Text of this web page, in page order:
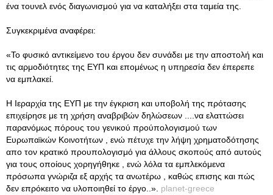
ένα τουνελ ενός διαγωνισμού για να καταλήξει στα ταμεία της.
Συγκεκριμένα αναφέρει:
«Το φυσικό αντικείμενο του έργου δεν συνάδει με την αποστολή και
τις αρμοδιότητες της ΕΥΠ και επομένως η υπηρεσία δεν έπερεπε
να εμπλακεί.
Η Ιεραρχία της ΕΥΠ με την έγκριση και υποβολή της πρότασης
επιχείρησε με τη χρήση αναβριβών δηλώσεων ....να ελαττώσει
παρανόμως πόρους του γενικού προύπολογισμού των
Ευρωπαϊκών Κοινοτήτων , ενώ πέτυχε την λήψη χρηματοδότησης
απο τον κρατικό προυπολογισμό για άλλους σκοπούς από αυτούς
για τους οποίους χορηγήθηκε , ενώ λόλα τα εμπλεκόμενα
πρόσωπα γνώριζα εξ αρχής τα ανωτέρω , καθώς επισης και πώς
δεν επρόκειτο να υλοποιηθεί το έργο..». planet-greece